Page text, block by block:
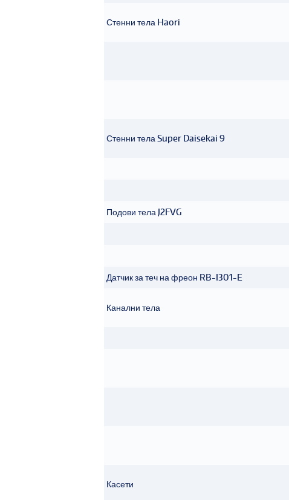
Стенни тела Haori
Стенни тела Super Daisekai 9
Подови тела J2FVG
Датчик за теч на фреон RB-I301-E
Канални тела
Касети